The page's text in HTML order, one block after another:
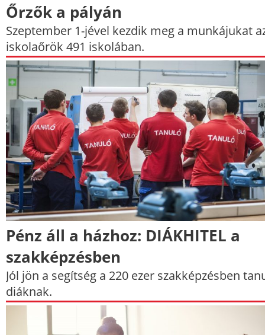
Őrzők a pályán
Szeptember 1-jével kezdik meg a munkájukat
iskolaőrök 491 iskolában.
Pénz áll a házhoz: DIÁKHITEL a
szakképzésben
Jól jön a segítség a 220 ezer szakképzésben
diáknak.